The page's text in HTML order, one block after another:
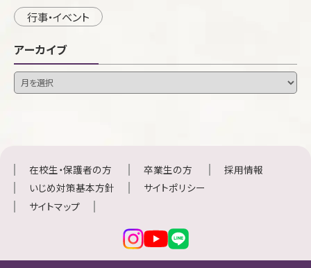
行事・イベント
アーカイブ
在校生・保護者の方 卒業生の方
採用情報
いじめ対策基本方針
サイトポリシー
サイトマップ